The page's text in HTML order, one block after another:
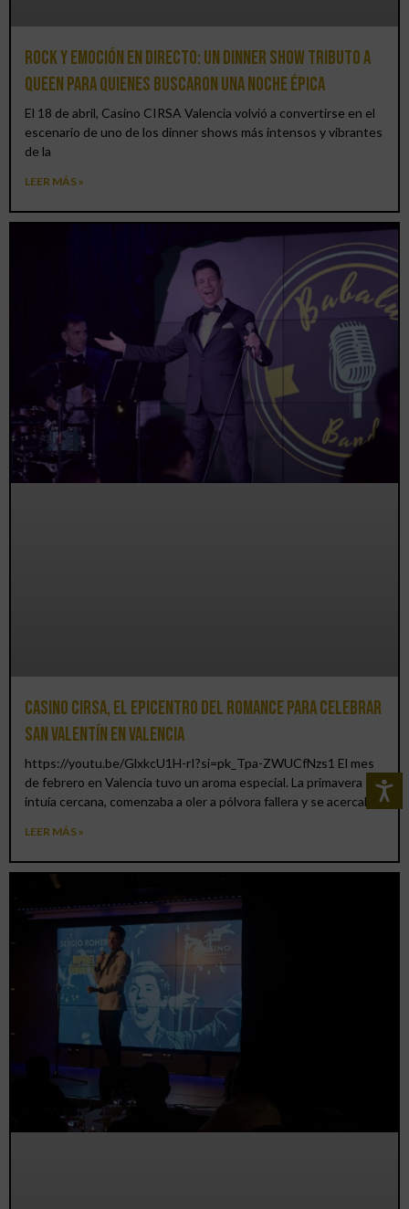
Rock y emoción en directo: un Dinner Show Tributo a
Queen para quienes buscaron una noche épica
El 18 de abril, Casino CIRSA Valencia volvió a convertirse en el
escenario de uno de los dinner shows más intensos y vibrantes
de la
LEER MÁS »
Casino CIRSA, el epicentro del romance para celebrar
San Valentín en Valencia
https://youtu.be/GlxkcU1H-rI?si=pk_Tpa-ZWUCfNzs1 El mes
de febrero en Valencia tuvo un aroma especial. La primavera se
intuía cercana, comenzaba a oler a pólvora fallera y se acercaba
LEER MÁS »